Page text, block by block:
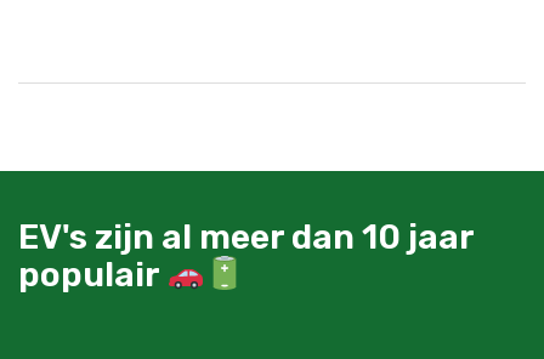
EV's zijn al meer dan 10 jaar
populair